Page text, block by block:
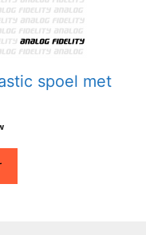
spoel met